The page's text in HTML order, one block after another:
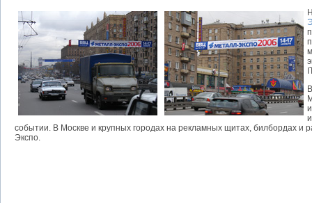
событии. В Москве и крупных городах на рекламных щитах, билбордах
Экспо.